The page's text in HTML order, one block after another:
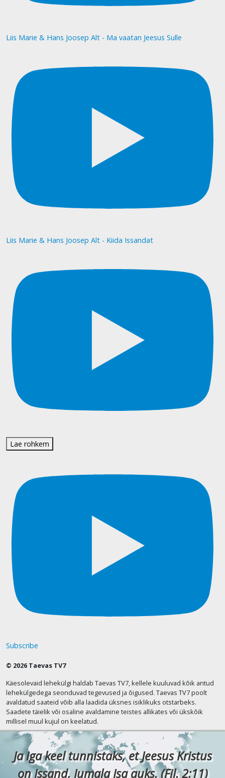
Liis Marie & Hans Joosep Alt - Ma vaatan Jeesus Sulle
Liis Marie & Hans Joosep Alt - Kiida Issandat
Lae rohkem
Subscribe
© 2026 Taevas TV7
Käesolevaid lehekülgi haldab Taevas TV7, kellele kuuluvad kõik antud
lehekülgedega seonduvad tegevused ja õigused. Taevas TV7 poolt
avaldatud saateid võib alla laadida üksnes isiklikuks otstarbeks.
Saadete täielik või osaline avaldamine teistes allikates või ükskõik
millisel muul kujul on keelatud.
Ja iga keel tunnistaks, et Jeesus Kristus
on Issand, Jumala Isa auks. (Fil. 2:11)